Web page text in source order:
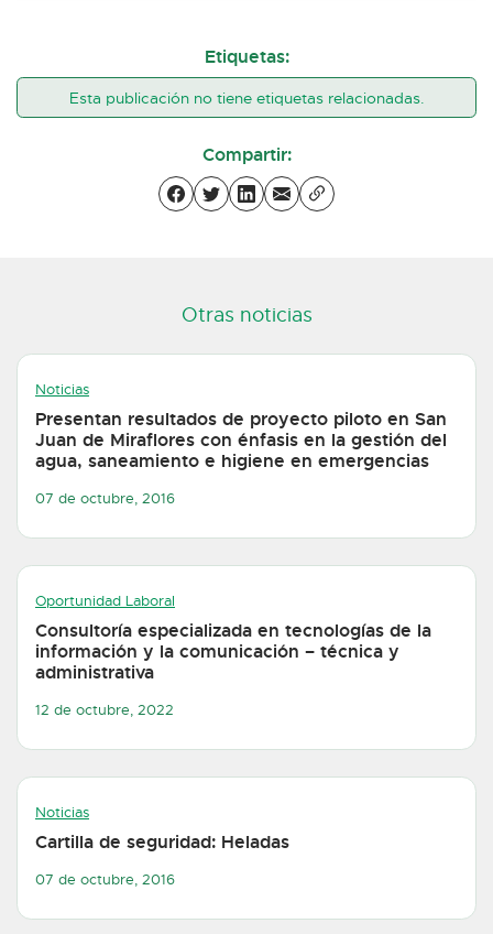
Etiquetas:
Esta publicación no tiene etiquetas relacionadas.
Compartir:
Otras noticias
Noticias
Presentan resultados de proyecto piloto en San
Juan de Miraflores con énfasis en la gestión del
agua, saneamiento e higiene en emergencias
07 de octubre, 2016
Oportunidad Laboral
Consultoría especializada en tecnologías de la
información y la comunicación – técnica y
administrativa
12 de octubre, 2022
Noticias
Cartilla de seguridad: Heladas
07 de octubre, 2016